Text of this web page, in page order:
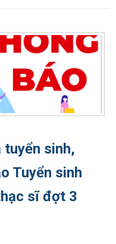
tuyển sinh,
Tuyển sinh
sĩ đợt 3